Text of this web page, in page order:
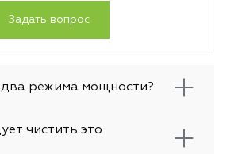
Задать вопрос
режима мощности?
чистить это